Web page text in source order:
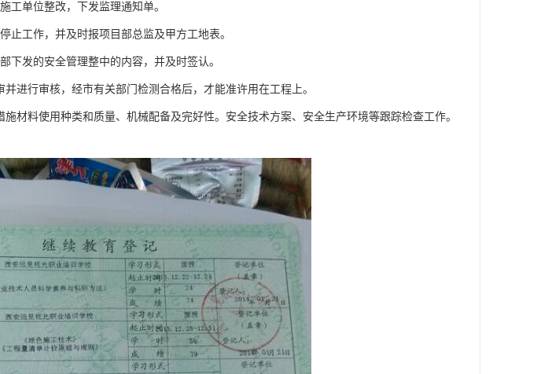
工单位整改，下发监理通知单。
止工作，并及时报项目部总监及甲方工地表。
下发的安全管理整中的内容，并及时签认。
进行审核，经市有关部门检测合格后，才能准许用在工程上。
材料使用种类和质量、机械配备及完好性。安全技术方案、安全生产环境等跟踪检查工作。